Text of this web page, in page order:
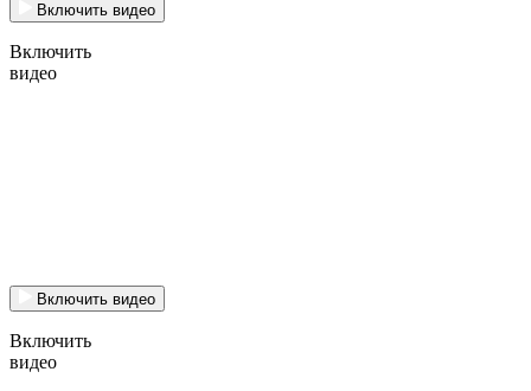
Включить видео
Включить
видео
Включить видео
Включить
видео